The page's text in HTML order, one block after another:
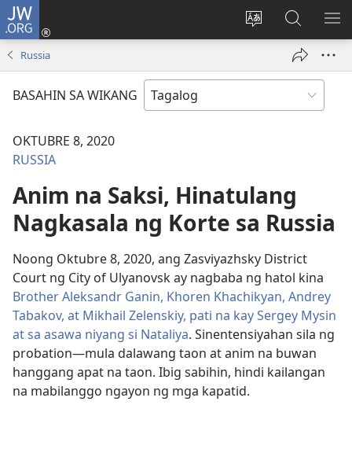
JW.ORG
Baguhin
ng
Mag-
log
bubukas
sa
JW.ORG
Russia
BASAHIN SA WIKANG
OKTUBRE 8, 2020
RUSSIA
Anim na Saksi, Hinatulang
Nagkasala ng Korte sa Russia
Noong Oktubre 8, 2020, ang Zasviyazhsky District
Court ng City of Ulyanovsk ay nagbaba ng hatol kina
Brother Aleksandr Ganin, Khoren Khachikyan, Andrey
Tabakov, at Mikhail Zelenskiy, pati na kay Sergey Mysin
at sa asawa niyang si Nataliya. Sinentensiyahan sila ng
probation—mula dalawang taon at anim na buwan
hanggang apat na taon. Ibig sabihin, hindi kailangan
na mabilanggo ngayon ng mga kapatid.